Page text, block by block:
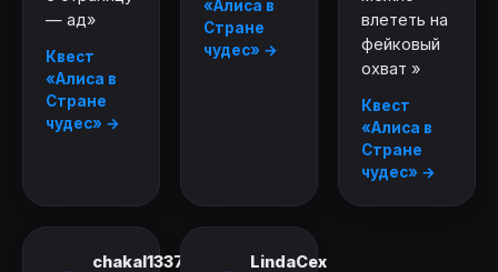
— ад»
Квест
«Алиса в
Стране
чудес» →
«Алиса в
Стране
чудес» →
влететь на
фейковый
охват »
Квест
«Алиса в
Стране
чудес» →
chakal1337 LindaCex